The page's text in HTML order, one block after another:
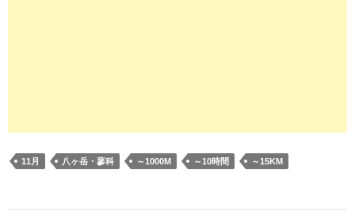
11月 八ヶ岳・蓼科 ～1000M ～10時間 ～15KM